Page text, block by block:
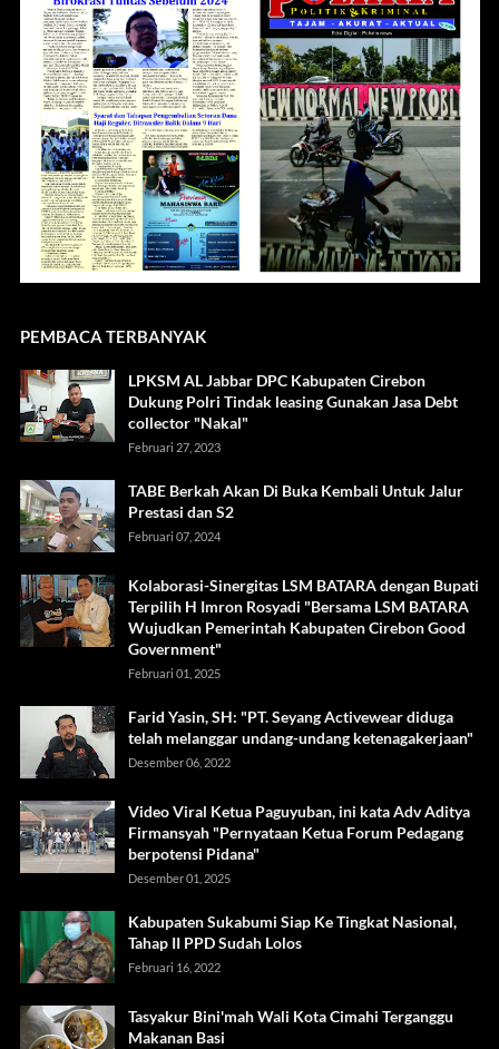
PEMBACA TERBANYAK
LPKSM AL Jabbar DPC Kabupaten Cirebon
Dukung Polri Tindak leasing Gunakan Jasa Debt
collector "Nakal"
Februari 27, 2023
TABE Berkah Akan Di Buka Kembali Untuk Jalur
Prestasi dan S2
Februari 07, 2024
Kolaborasi-Sinergitas LSM BATARA dengan Bupati
Terpilih H Imron Rosyadi "Bersama LSM BATARA
Wujudkan Pemerintah Kabupaten Cirebon Good
Government"
Februari 01, 2025
Farid Yasin, SH: "PT. Seyang Activewear diduga
telah melanggar undang-undang ketenagakerjaan"
Desember 06, 2022
Video Viral Ketua Paguyuban, ini kata Adv Aditya
Firmansyah "Pernyataan Ketua Forum Pedagang
berpotensi Pidana"
Desember 01, 2025
Kabupaten Sukabumi Siap Ke Tingkat Nasional,
Tahap II PPD Sudah Lolos
Februari 16, 2022
Tasyakur Bini'mah Wali Kota Cimahi Terganggu
Makanan Basi